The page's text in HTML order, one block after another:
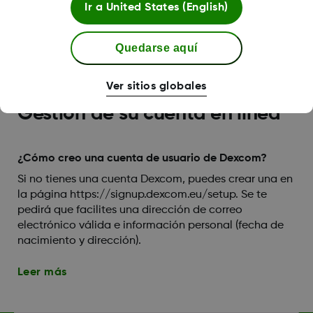
Gestión de su cuenta en línea
¿Cómo creo una cuenta de usuario de Dexcom?
Si no tienes una cuenta Dexcom, puedes crear una en
la página https://signup.dexcom.eu/setup. Se te
pedirá que facilites una dirección de correo
electrónico válida e información personal (fecha de
nacimiento y dirección).
Leer más
Ir a United States (English)
Quedarse aquí
Ver sitios globales